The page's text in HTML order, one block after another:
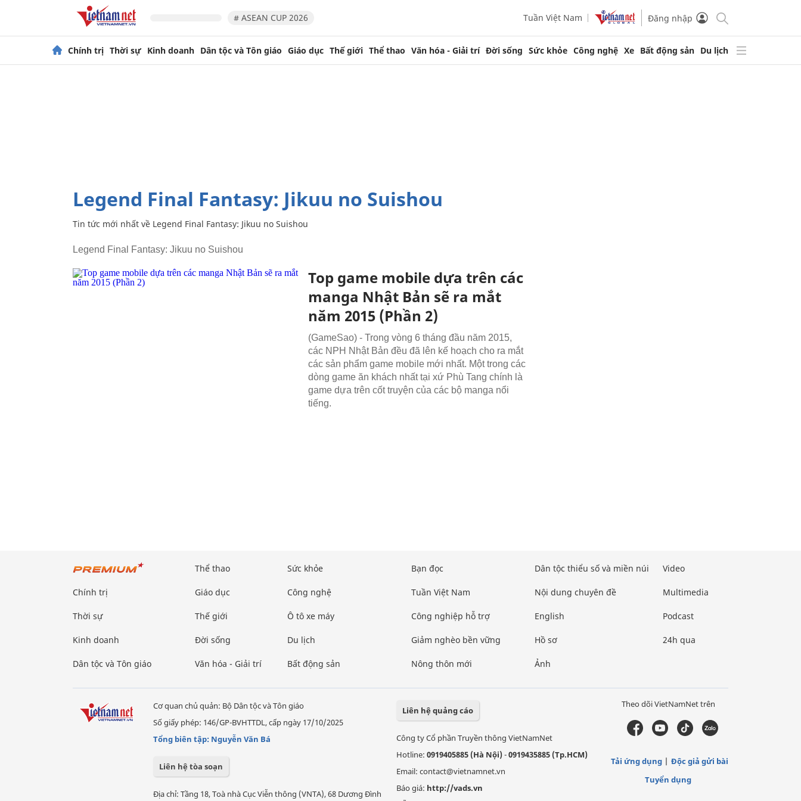
# ASEAN CUP 2026 Tuần Việt Nam Đăng nhập
Chính trị Thời sự Kinh doanh Dân tộc và Tôn giáo Giáo dục Thế giới Thể thao Văn hóa - Giải trí Đời sống Sức khỏe Công nghệ Xe Bất động sản Du lịch
Legend Final Fantasy: Jikuu no Suishou
Tin tức mới nhất về Legend Final Fantasy: Jikuu no Suishou
Legend Final Fantasy: Jikuu no Suishou
Top game mobile dựa trên các
manga Nhật Bản sẽ ra mắt
năm 2015 (Phần 2)
(GameSao) - Trong vòng 6 tháng đầu năm 2015,
các NPH Nhật Bản đều đã lên kế hoạch cho ra mắt
các sản phẩm game mobile mới nhất. Một trong các
dòng game ăn khách nhất tại xứ Phù Tang chính là
game dựa trên cốt truyện của các bộ manga nổi
tiếng.
Chính trị
Thời sự
Kinh doanh
Dân tộc và Tôn giáo
Thể thao
Giáo dục
Thế giới
Đời sống
Văn hóa - Giải trí
Sức khỏe
Công nghệ
Ô tô xe máy
Du lịch
Bất động sản
Bạn đọc
Tuần Việt Nam
Công nghiệp hỗ trợ
Giảm nghèo bền vững
Nông thôn mới
Dân tộc thiểu số và miền núi
Nội dung chuyên đề
English
Hồ sơ
Ảnh
Video
Multimedia
Podcast
24h qua
Cơ quan chủ quản: Bộ Dân tộc và Tôn giáo
Số giấy phép: 146/GP-BVHTTDL, cấp ngày 17/10/2025
Tổng biên tập: Nguyễn Văn Bá
Liên hệ tòa soạn
Địa chỉ: Tầng 18, Toà nhà Cục Viễn thông (VNTA), 68 Dương Đình
Liên hệ quảng cáo
Công ty Cổ phần Truyền thông VietNamNet
Hotline: 0919405885 (Hà Nội)-0919435885 (Tp.HCM)
Email: contact@vietnamnet.vn
Báo giá: http://vads.vn
Theo dõi VietNamNet trên
Tải ứng dụng
Độc giả gửi bài
Tuyển dụng